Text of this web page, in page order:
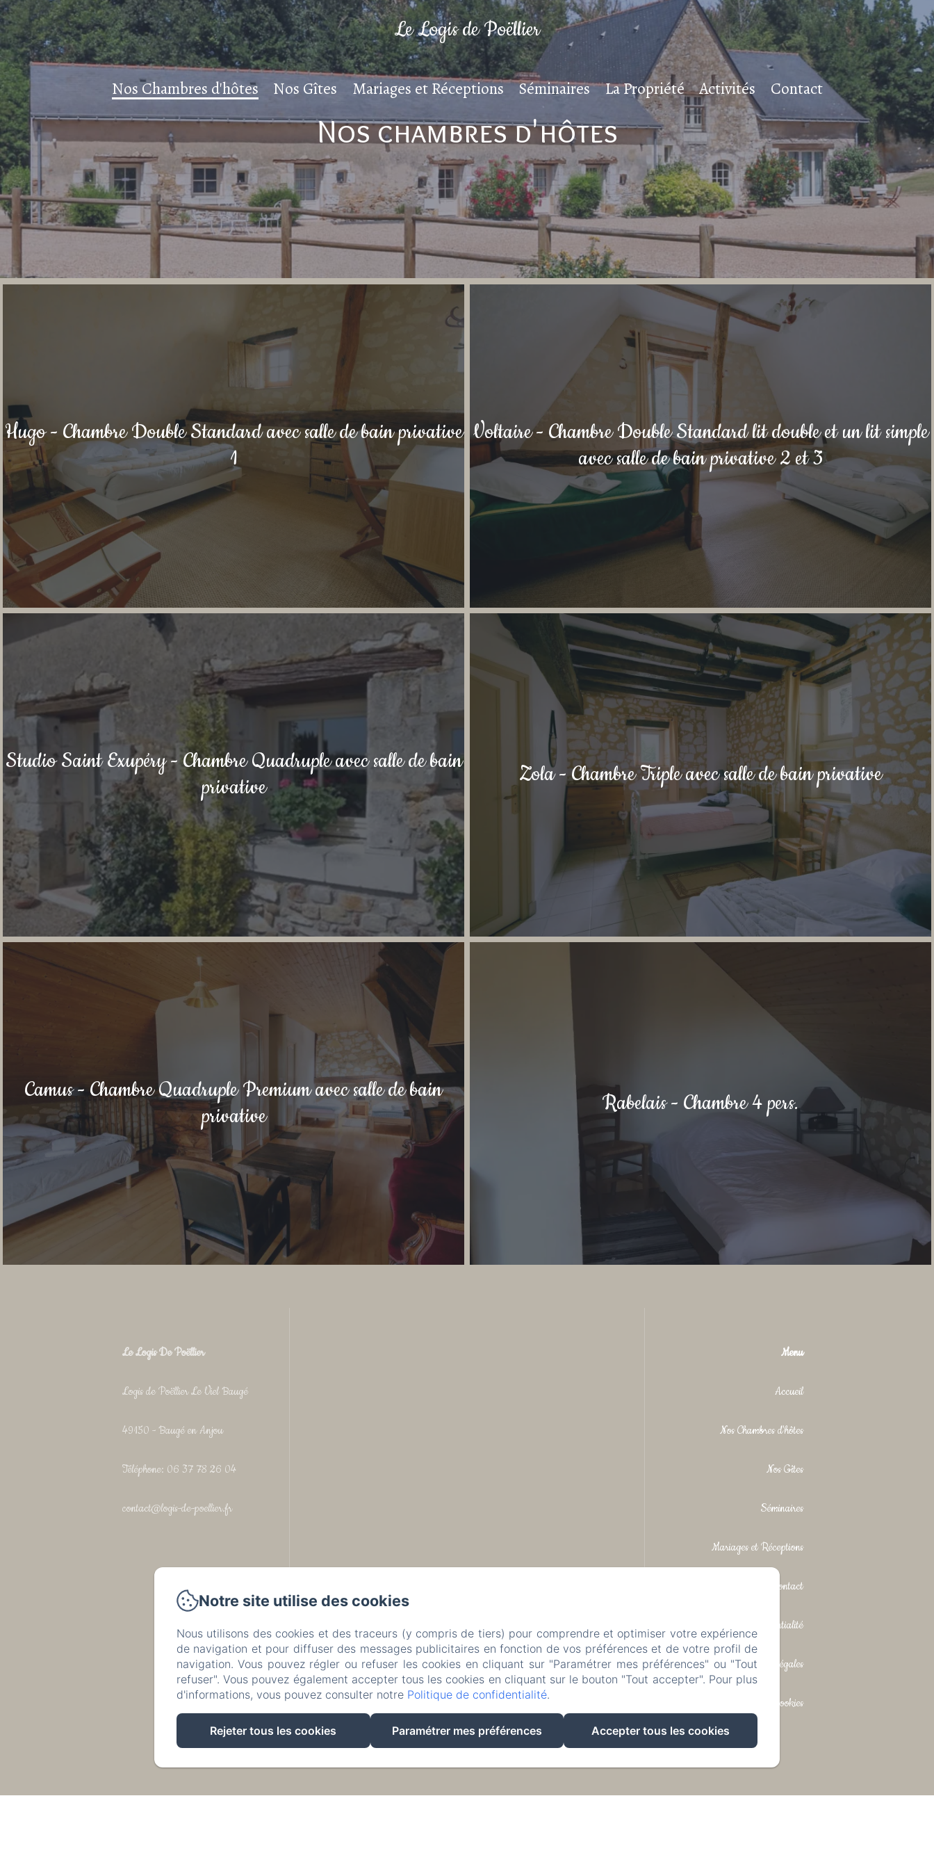
Le Logis de Poëllier
Nos Chambres d'hôtes Nos Gîtes Mariages et Réceptions Séminaires La Propriété Activités Contact
Nos chambres d'hôtes
Hugo - Chambre Double Standard avec salle de bain privative
1
Voltaire - Chambre Double Standard lit double et un lit simple
avec salle de bain privative 2 et 3
Studio Saint Exupéry - Chambre Quadruple avec salle de bain
privative
Zola - Chambre Triple avec salle de bain privative
Camus - Chambre Quadruple Premium avec salle de bain
privative
Rabelais - Chambre 4 pers.
Le Logis De Poëllier
Logis de Poëllier Le Viel Baugé
49150 - Baugé en Anjou
Téléphone: 06 37 78 26 04
contact@logis-de-poellier.fr
Créé par Amenitiz
Menu
Accueil
Nos Chambres d'hôtes
Nos Gîtes
Séminaires
Mariages et Réceptions
Contact
Politique de confidentialité
Informations légales
Informations sur les cookies
Notre site utilise des cookies
Nous utilisons des cookies et des traceurs (y compris de tiers) pour comprendre et optimiser votre expérience
de navigation et pour diffuser des messages publicitaires en fonction de vos préférences et de votre profil de
navigation. Vous pouvez régler ou refuser les cookies en cliquant sur "Paramétrer mes préférences" ou "Tout
refuser". Vous pouvez également accepter tous les cookies en cliquant sur le bouton "Tout accepter". Pour plus
d'informations, vous pouvez consulter notre Politique de confidentialité.
Rejeter tous les cookies Paramétrer mes préférences Accepter tous les cookies